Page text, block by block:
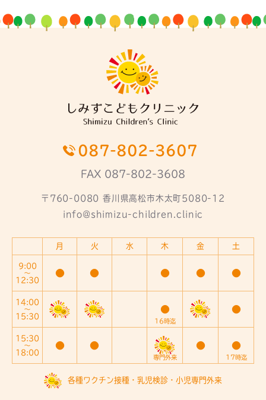
087-802-3607
FAX 087-802-3608
〒760-0080 香川県高松市木太町5080-12
info@shimizu-children.clinic
月 火 水 木 金 土
9:00
～
12:30
● ● ● ● ●
14:00
～
15:30
●
16時迄
●
15:30
～
18:00
● ●
専門外来
● ●
17時迄
各種ワクチン接種・乳児検診・小児専門外来